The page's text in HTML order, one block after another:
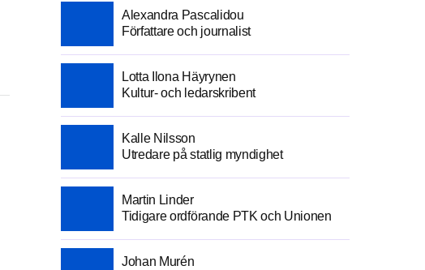
Alexandra Pascalidou
Författare och journalist
Lotta Ilona Häyrynen
Kultur- och ledarskribent
Kalle Nilsson
Utredare på statlig myndighet
Martin Linder
Tidigare ordförande PTK och Unionen
Johan Murén